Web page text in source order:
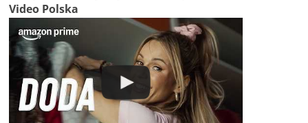
Video Polska